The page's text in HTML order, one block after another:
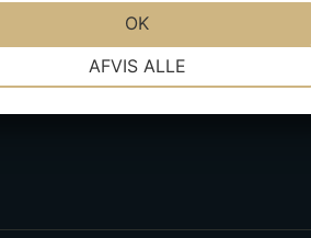
AFVIS ALLE
OK